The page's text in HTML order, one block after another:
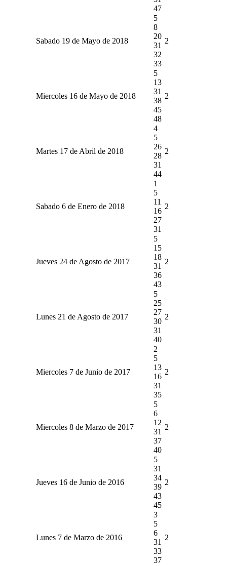
47
Sabado 19 de Mayo de 2018
5
8
20
31
32
33
2
Miercoles 16 de Mayo de 2018
5
13
31
38
45
48
2
Martes 17 de Abril de 2018
4
5
26
28
31
44
2
Sabado 6 de Enero de 2018
1
5
11
16
27
31
2
Jueves 24 de Agosto de 2017
5
15
18
31
36
43
2
Lunes 21 de Agosto de 2017
5
25
27
30
31
40
2
Miercoles 7 de Junio de 2017
2
5
13
16
31
35
2
Miercoles 8 de Marzo de 2017
5
6
12
31
37
40
2
Jueves 16 de Junio de 2016
5
31
34
39
43
45
2
Lunes 7 de Marzo de 2016
3
5
6
31
33
37
2